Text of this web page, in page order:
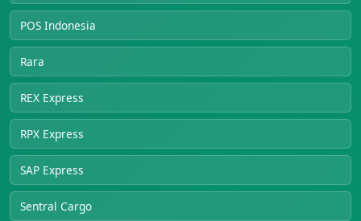
POS Indonesia
Rara
REX Express
RPX Express
SAP Express
Sentral Cargo